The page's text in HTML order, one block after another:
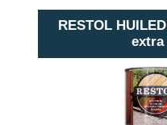
RESTOL